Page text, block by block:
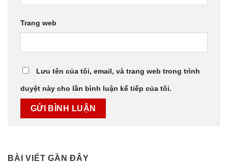
Trang web
Lưu tên của tôi, email, và trang web trong trình
duyệt này cho lần bình luận kế tiếp của tôi.
BÀI VIẾT GẦN ĐÂY